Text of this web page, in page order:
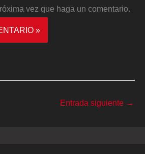
vez que haga un comentario.
Entrada siguiente →